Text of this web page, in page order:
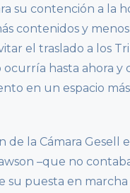
su contención a la
contenidos y
el traslado a los
ocurría hasta ahora y
en un espacio
de la Cámara Gesell
–que no
su puesta en